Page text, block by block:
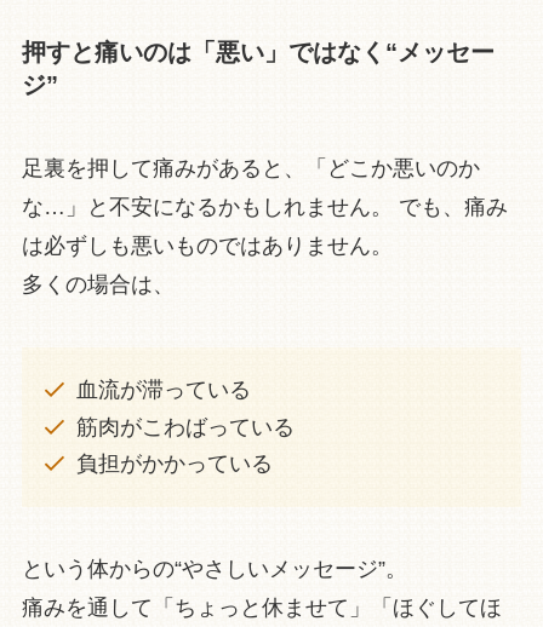
押すと痛いのは「悪い」ではなく“メッセー
ジ”
足裏を押して痛みがあると、「どこか悪いのか
な…」と不安になるかもしれません。 でも、痛み
は必ずしも悪いものではありません。
多くの場合は、
血流が滞っている
筋肉がこわばっている
負担がかかっている
という体からの“やさしいメッセージ”。
痛みを通して「ちょっと休ませて」「ほぐしてほ